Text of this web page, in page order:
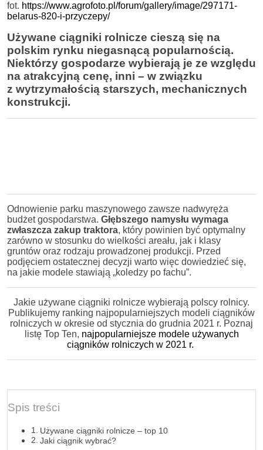
fot. https://www.agrofoto.pl/forum/gallery/image/297171-
belarus-820-i-przyczepy/
Używane ciągniki rolnicze cieszą się na
polskim rynku niegasnącą popularnością.
Niektórzy gospodarze wybierają je ze względu
na atrakcyjną cenę, inni – w związku
z wytrzymałością starszych, mechanicznych
konstrukcji.
Odnowienie parku maszynowego zawsze nadwyręża
budżet gospodarstwa. Głębszego namysłu wymaga
zwłaszcza zakup traktora, który powinien być optymalny
zarówno w stosunku do wielkości areału, jak i klasy
gruntów oraz rodzaju prowadzonej produkcji. Przed
podjęciem ostatecznej decyzji warto więc dowiedzieć się,
na jakie modele stawiają „koledzy po fachu”.
Jakie używane ciągniki rolnicze wybierają polscy rolnicy.
Publikujemy ranking najpopularniejszych modeli ciągników
rolniczych w okresie od stycznia do grudnia 2021 r. Poznaj
listę Top Ten, najpopularniejsze modele używanych
ciągników rolniczych w 2021 r.
Spis treści
Używane ciągniki rolnicze – top 10
Jaki ciągnik wybrać?